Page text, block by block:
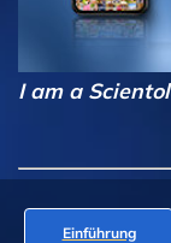
I am a
Einführung